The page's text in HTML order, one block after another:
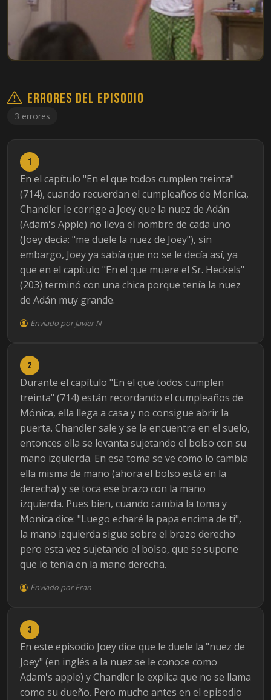
Errores del episodio
3 errores
1
En el capítulo "En el que todos cumplen treinta"
(714), cuando recuerdan el cumpleaños de Monica,
Chandler le corrige a Joey que la nuez de Adán
(Adam's Apple) no lleva el nombre de cada uno
(Joey decía: "me duele la nuez de Joey"), sin
embargo, Joey ya sabía que no se le decía así, ya
que en el capítulo "En el que muere el Sr. Heckels"
(203) terminó con una chica porque tenía la nuez
de Adán muy grande.
Enviado por Javier N
2
Durante el capítulo "En el que todos cumplen
treinta" (714) están recordando el cumpleaños de
Mónica, ella llega a casa y no consigue abrir la
puerta. Chandler sale y se la encuentra en el suelo,
entonces ella se levanta sujetando el bolso con su
mano izquierda. En esa toma se ve como lo cambia
ella misma de mano (ahora el bolso está en la
derecha) y se toca ese brazo con la mano
izquierda. Pues bien, cuando cambia la toma y
Monica dice: "Luego echaré la papa encima de ti",
la mano izquierda sigue sobre el brazo derecho
pero esta vez sujetando el bolso, que se supone
que lo tenía en la mano derecha.
Enviado por Fran
3
En este episodio Joey dice que le duele la "nuez de
Joey" (en inglés a la nuez se le conoce como
Adam's apple) y Chandler le explica que no se llama
como su dueño. Pero mucho antes en el episodio